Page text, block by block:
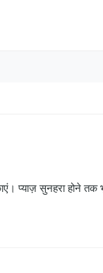
प्याज़ सुनहरा होने तक